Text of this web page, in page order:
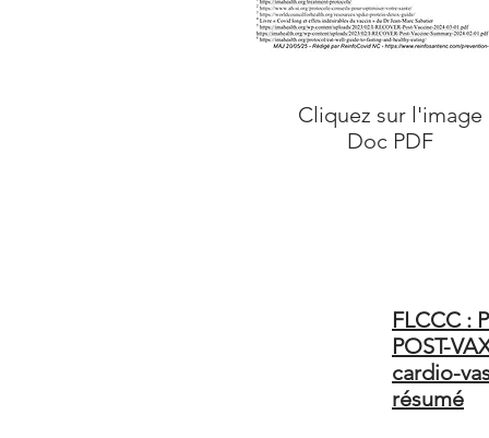
Cliquez sur l'image
Doc PDF
FLCCC :
POST-
cardio-
résumé